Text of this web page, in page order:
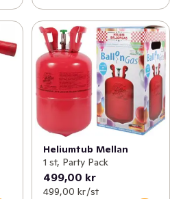
Heliumtub Mellan
1 st, Party Pack
499,00 kr
499,00 kr /st